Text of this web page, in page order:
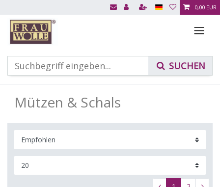
0,00 EUR
Mützen & Schals